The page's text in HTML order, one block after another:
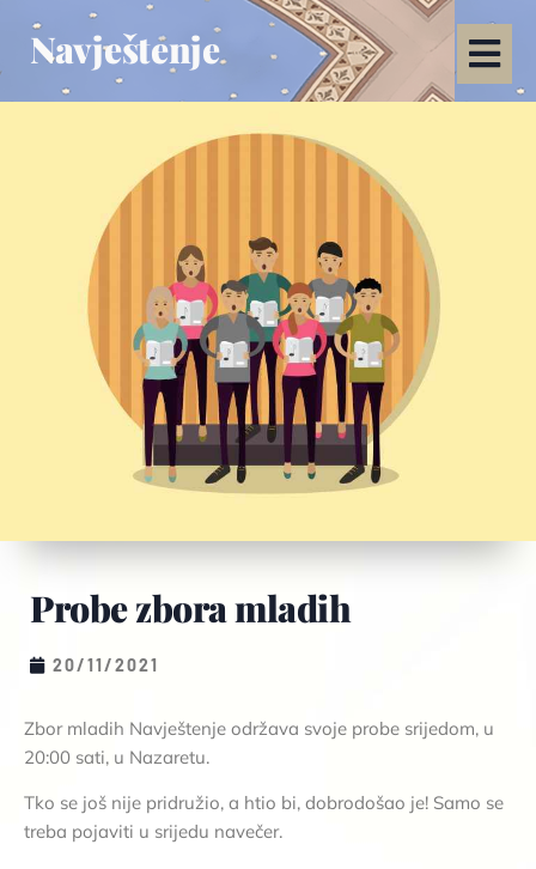
Navještenje
Probe zbora mladih
20/11/2021
Zbor mladih Navještenje održava svoje probe srijedom, u
20:00 sati, u Nazaretu.
Tko se još nije pridružio, a htio bi, dobrodošao je! Samo se
treba pojaviti u srijedu navečer.